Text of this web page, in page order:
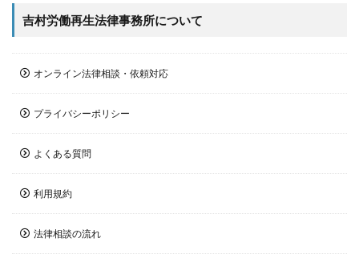
吉村労働再生法律事務所について
オンライン法律相談・依頼対応
プライバシーポリシー
よくある質問
利用規約
法律相談の流れ